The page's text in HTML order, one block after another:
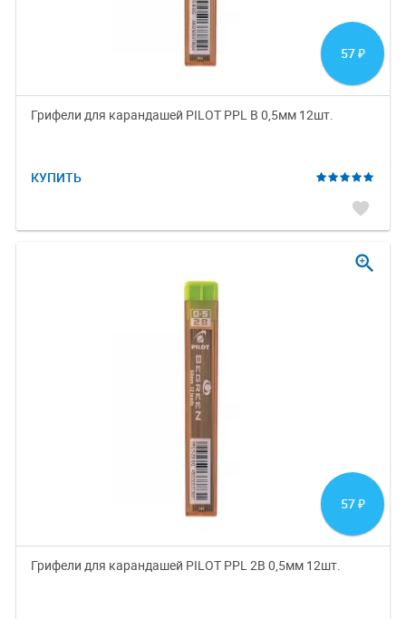
57 ₽
Грифели для карандашей PILOT PPL B 0,5мм 12шт.
КУПИТЬ
favorite
57 ₽
Грифели для карандашей PILOT PPL 2B 0,5мм 12шт.
zoom_in